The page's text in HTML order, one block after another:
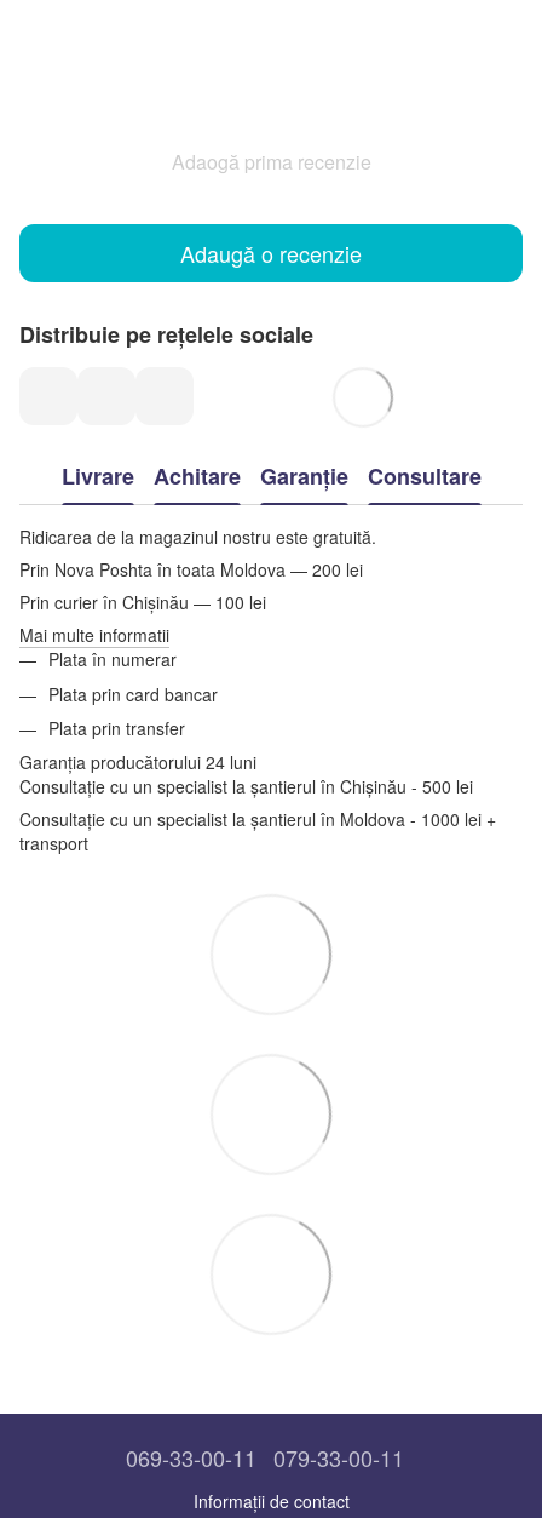
Adaogă prima recenzie
Adaugă o recenzie
Distribuie pe rețelele sociale
Livrare Achitare Garanție Consultare
Ridicarea de la magazinul nostru este gratuită.
Prin Nova Poshta în toata Moldova — 200 lei
Prin curier în Chișinău — 100 lei
Mai multe informatii
Plata în numerar
Plata prin card bancar
Plata prin transfer
Garanția producătorului 24 luni
Consultație cu un specialist la șantierul în Chișinău - 500 lei
Consultație cu un specialist la șantierul în Moldova - 1000 lei +
transport
069-33-00-11 079-33-00-11
Informații de contact